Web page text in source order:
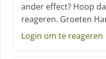
ander effect? Hoop
reageren. Groeten
Login om te reageren